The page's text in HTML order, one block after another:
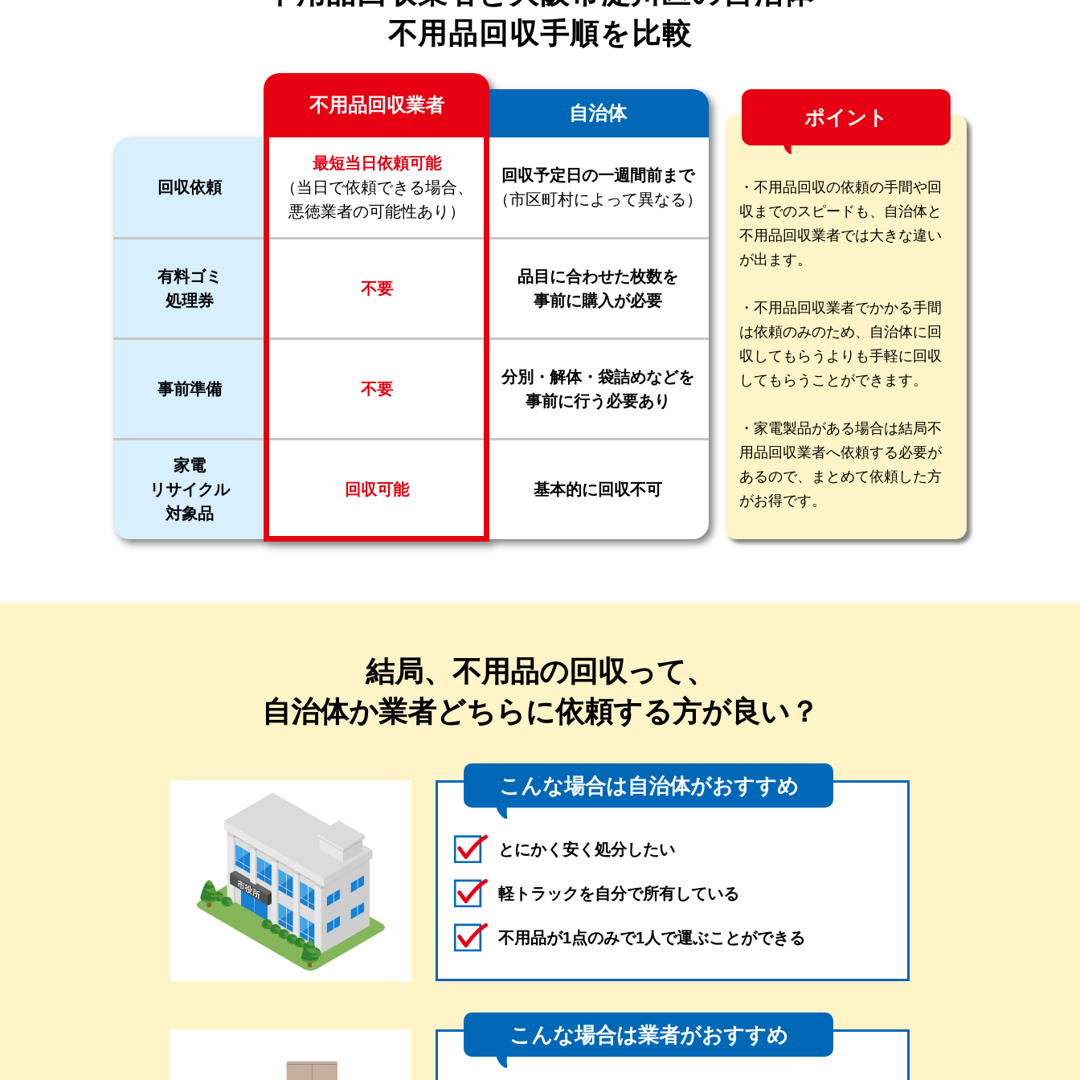
不用品回収手順を比較
不用品回収業者 自治体
回収依頼
最短当日依頼可能
（当日で依頼できる場合、
悪徳業者の可能性あり）
回収予定日の一週間前まで
（市区町村によって異なる）
有料ゴミ
処理券
不要
品目に合わせた枚数を
事前に購入が必要
事前準備 不要
分別・解体・袋詰めなどを
事前に行う必要あり
家電
リサイクル
対象品
回収可能 基本的に回収不可
ポイント
不用品回収の依頼の手間や回
収までのスピードも、自治体と
不用品回収業者では大きな違い
が出ます。
不用品回収業者でかかる手間
は依頼のみのため、自治体に回
収してもらうよりも手軽に回収
してもらうことができます。
家電製品がある場合は結局不
用品回収業者へ依頼する必要が
あるので、まとめて依頼した方
がお得です。
結局、不用品の回収って、
自治体か業者どちらに依頼する方が良い？
こんな場合は自治体がおすすめ
とにかく安く処分したい
軽トラックを自分で所有している
不用品が1点のみで1人で運ぶことができる
こんな場合は業者がおすすめ